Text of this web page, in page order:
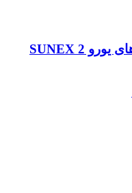
رینگ موتور استاندارد کلیه پراید های یورو 2 SUNEX